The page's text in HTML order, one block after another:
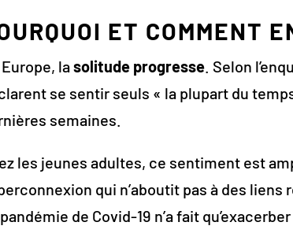
ET COMMENT
Europe, lasolitude progresse. Selon
se sentir seuls « la plupart du
semaines.
les jeunes adultes, ce sentiment est
qui n’aboutit pas à des liens
de Covid-19 n’a fait